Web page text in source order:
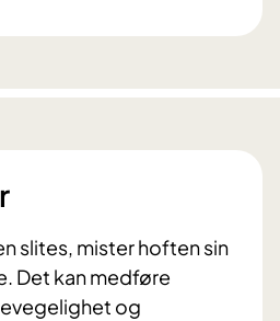
slites, mister hoften sin
Det kan medføre
og